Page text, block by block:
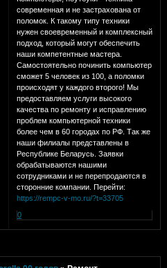
современная и не застрахована от
поломок. К такому типу техники
нужен своевременный и комплексный
подход, который могут обеспечить
наши компетентные мастера.
Самостоятельно починить компьютер
сможет 5 человек из 100, а поломки
происходят у каждого второго! Мы
предоставляем услуги высокого
качества по ремонту и исправлению
проблем компьютерной техники
более чем в 60 городах по РФ. Так же
наши филиалы представлены в
Республике Беларусь. Заявки
обрабатываются нашими
сотрудниками и не перепродаются в
сторонние компании. Перейти:
https://rempc-v-mo.ru/?t=33705
0